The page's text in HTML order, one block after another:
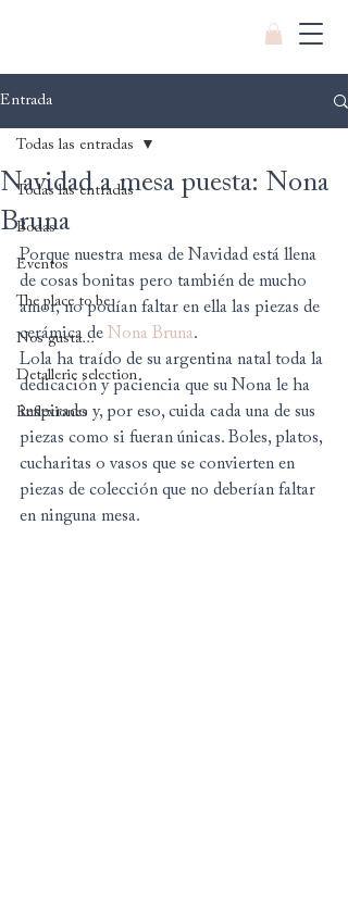
Entrada
Todas las entradas
Bodas
Eventos
The place to be
Nos gusta...
Detallerie selection
Reflexiones
Todas las entradas
Navidad a mesa puesta: Nona
Bruna
Porque nuestra mesa de Navidad está llena
de cosas bonitas pero también de mucho
amor, no podían faltar en ella las piezas de
cerámica de Nona Bruna.
Lola ha traído de su argentina natal toda la
dedicación y paciencia que su Nona le ha
inspirado y, por eso, cuida cada una de sus
piezas como si fueran únicas. Boles, platos,
cucharitas o vasos que se convierten en
piezas de colección que no deberían faltar
en ninguna mesa.